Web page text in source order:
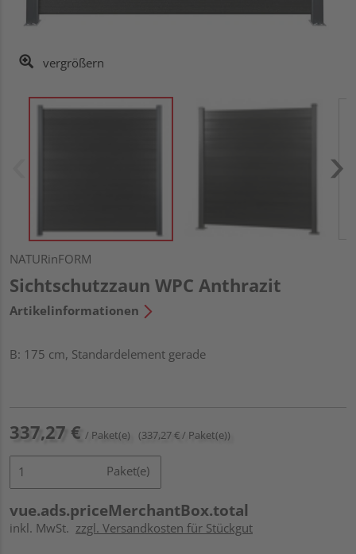
vergrößern
NATURinFORM
Sichtschutzzaun WPC Anthrazit
Artikelinformationen
B: 175 cm, Standardelement gerade
337,27 € / Paket(e) (337,27 € / Paket(e))
Paket(e)
vue.ads.priceMerchantBox.total
inkl. MwSt. zzgl. Versandkosten für Stückgut